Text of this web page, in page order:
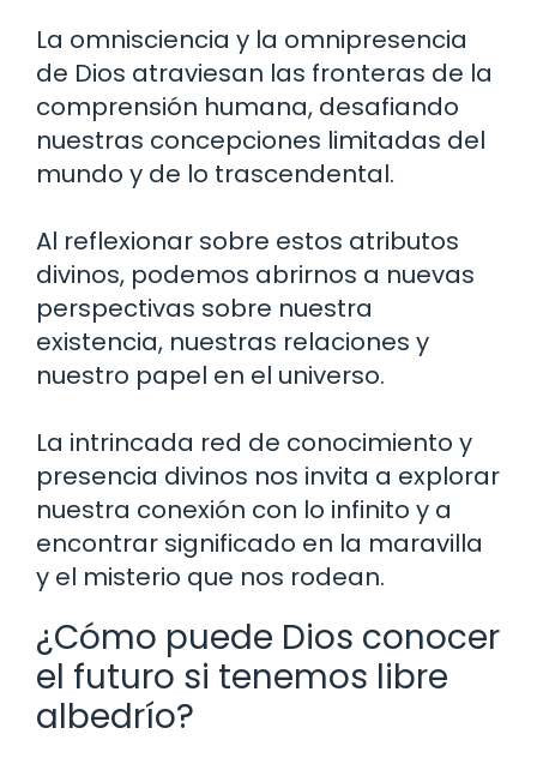
La omnisciencia y la omnipresencia
de Dios atraviesan las fronteras de la
comprensión humana, desafiando
nuestras concepciones limitadas del
mundo y de lo trascendental.
Al reflexionar sobre estos atributos
divinos, podemos abrirnos a nuevas
perspectivas sobre nuestra
existencia, nuestras relaciones y
nuestro papel en el universo.
La intrincada red de conocimiento y
presencia divinos nos invita a explorar
nuestra conexión con lo infinito y a
encontrar significado en la maravilla
y el misterio que nos rodean.
¿Cómo puede Dios conocer
el futuro si tenemos libre
albedrío?